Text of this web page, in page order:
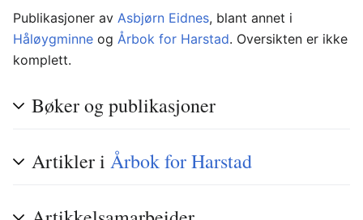
Publikasjoner av Asbjørn Eidnes, blant annet i
Håløygminne og Årbok for Harstad. Oversikten er ikke
komplett.
Bøker og publikasjoner
Artikler i Årbok for Harstad